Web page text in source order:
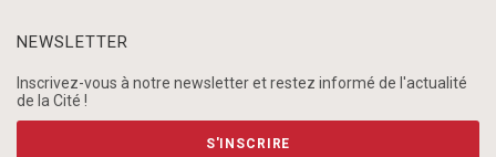
NEWSLETTER
Inscrivez-vous à notre newsletter et restez informé de l'actualité
de la Cité !
S'INSCRIRE